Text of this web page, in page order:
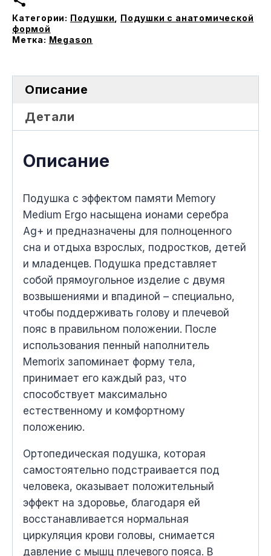
Medium
Ergo
Категории: Подушки
Подушки с анатомической
формой
Метка: Megason
Описание
Детали
Описание
Подушка с эффектом памяти Memory
Medium Ergo насыщена ионами серебра
Ag+ и предназначены для полноценного
сна и отдыха взрослых, подростков, детей
и младенцев. Подушка представляет
собой прямоугольное изделие с двумя
возвышениями и впадиной – специально,
чтобы поддерживать голову и плечевой
пояс в правильном положении. После
использования пенный наполнитель
Memorix запоминает форму тела,
принимает его каждый раз, что
способствует максимально
естественному и комфортному
положению.
Ортопедическая подушка, которая
самостоятельно подстраивается под
человека, оказывает положительный
эффект на здоровье, благодаря ей
восстанавливается нормальная
циркуляция крови головы, снимается
давление с мышц плечевого пояса. В